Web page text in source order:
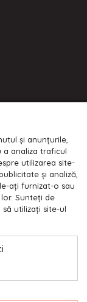
și anunțurile,
analiza traficul
utilizarea site-
și analiză,
ați furnizat-o sau
Sunteți de
utilizați site-ul